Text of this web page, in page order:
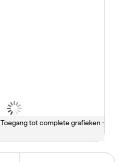
Toegang tot complete grafieken -